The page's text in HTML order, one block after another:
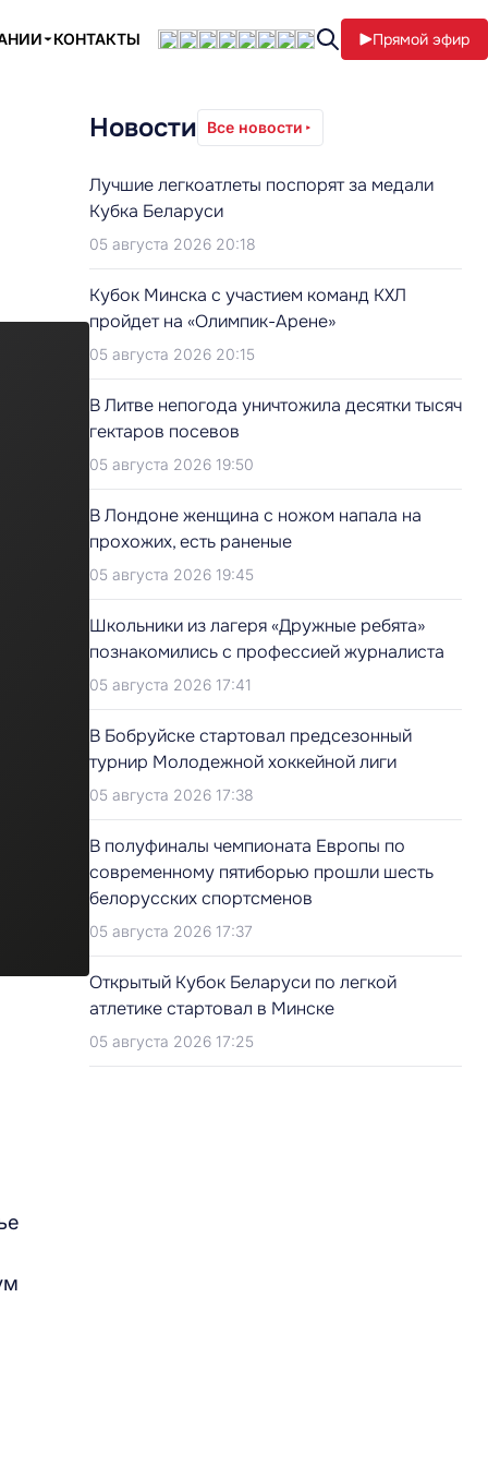
КОНТАКТЫ Прямой эфир
Новости Все новости
Лучшие легкоатлеты поспорят за медали
Кубка Беларуси
05 августа 2026 20:18
Кубок Минска с участием команд КХЛ
пройдет на «Олимпик-Арене»
05 августа 2026 20:15
В Литве непогода уничтожила десятки тысяч
гектаров посевов
05 августа 2026 19:50
В Лондоне женщина с ножом напала на
прохожих, есть раненые
05 августа 2026 19:45
Школьники из лагеря «Дружные ребята»
познакомились с профессией журналиста
05 августа 2026 17:41
В Бобруйске стартовал предсезонный
турнир Молодежной хоккейной лиги
05 августа 2026 17:38
В полуфиналы чемпионата Европы по
современному пятиборью прошли шесть
белорусских спортсменов
05 августа 2026 17:37
Открытый Кубок Беларуси по легкой
атлетике стартовал в Минске
05 августа 2026 17:25